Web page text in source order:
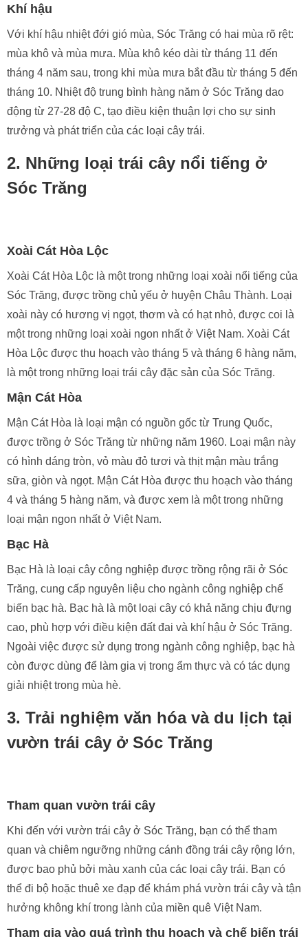
Khí hậu
Với khí hậu nhiệt đới gió mùa, Sóc Trăng có hai mùa rõ rệt:
mùa khô và mùa mưa. Mùa khô kéo dài từ tháng 11 đến
tháng 4 năm sau, trong khi mùa mưa bắt đầu từ tháng 5 đến
tháng 10. Nhiệt độ trung bình hàng năm ở Sóc Trăng dao
động từ 27-28 độ C, tạo điều kiện thuận lợi cho sự sinh
trưởng và phát triển của các loại cây trái.
2. Những loại trái cây nổi tiếng ở
Sóc Trăng
Xoài Cát Hòa Lộc
Xoài Cát Hòa Lộc là một trong những loại xoài nổi tiếng của
Sóc Trăng, được trồng chủ yếu ở huyện Châu Thành. Loại
xoài này có hương vị ngọt, thơm và có hạt nhỏ, được coi là
một trong những loại xoài ngon nhất ở Việt Nam. Xoài Cát
Hòa Lộc được thu hoạch vào tháng 5 và tháng 6 hàng năm,
là một trong những loại trái cây đặc sản của Sóc Trăng.
Mận Cát Hòa
Mận Cát Hòa là loại mận có nguồn gốc từ Trung Quốc,
được trồng ở Sóc Trăng từ những năm 1960. Loại mận này
có hình dáng tròn, vỏ màu đỏ tươi và thịt mận màu trắng
sữa, giòn và ngọt. Mận Cát Hòa được thu hoạch vào tháng
4 và tháng 5 hàng năm, và được xem là một trong những
loại mận ngon nhất ở Việt Nam.
Bạc Hà
Bạc Hà là loại cây công nghiệp được trồng rộng rãi ở Sóc
Trăng, cung cấp nguyên liệu cho ngành công nghiệp chế
biến bạc hà. Bạc hà là một loại cây có khả năng chịu đựng
cao, phù hợp với điều kiện đất đai và khí hậu ở Sóc Trăng.
Ngoài việc được sử dụng trong ngành công nghiệp, bạc hà
còn được dùng để làm gia vị trong ẩm thực và có tác dụng
giải nhiệt trong mùa hè.
3. Trải nghiệm văn hóa và du lịch tại
vườn trái cây ở Sóc Trăng
Khi đến với vườn trái cây ở Sóc Trăng, bạn có thể tham
quan và chiêm ngưỡng những cánh đồng trái cây rộng lớn,
được bao phủ bởi màu xanh của các loại cây trái. Bạn có
thể đi bộ hoặc thuê xe đạp để khám phá vườn trái cây và tận
hưởng không khí trong lành của miền quê Việt Nam.
Tham gia vào quá trình thu hoạch và chế biến trái
cây